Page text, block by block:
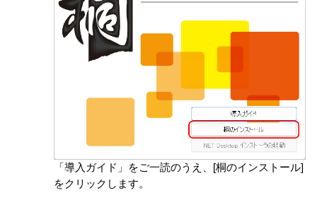
「導入ガイド」をご一読のうえ、[桐のインストール]
をクリックします。